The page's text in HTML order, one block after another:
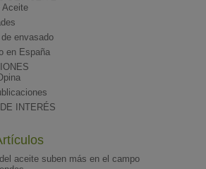
Aceite
envasado
en España
INTERÉS
aceite suben más en el campo